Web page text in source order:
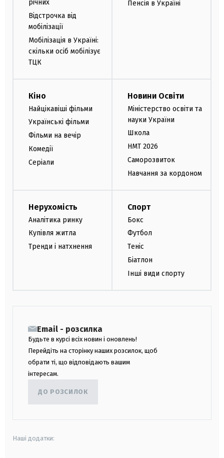
річних
Відстрочка від
мобілізації
Мобілізація в Україні:
скільки осіб мобілізує
ТЦК
Пенсія в Україні
Кіно
Найцікавіші фільми
Українські фільми
Фільми на вечір
Комедії
Серіали
Новини Освіти
Міністерство освіти та
науки України
Школа
НМТ 2026
Саморозвиток
Навчання за кордоном
Нерухомість
Аналітика ринку
Купівля житла
Тренди і натхнення
Спорт
Бокс
Футбол
Теніс
Біатлон
Інші види спорту
Email - розсилка
Будьте в курсі всіх новин і оновлень!
Перейдіть на сторінку наших розсилок, щоб
обрати ті, що відповідають вашим
інтересам.
ДО РОЗСИЛОК
Наші додатки: